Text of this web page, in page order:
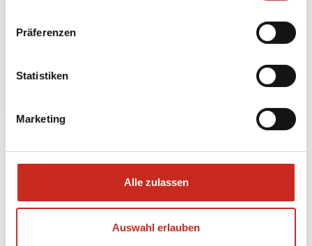
Präferenzen
Statistiken
Marketing
Alle zulassen
Auswahl erlauben
ab 1295 € pro